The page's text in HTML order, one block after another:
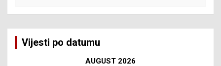
Vijesti po datumu
AUGUST 2026